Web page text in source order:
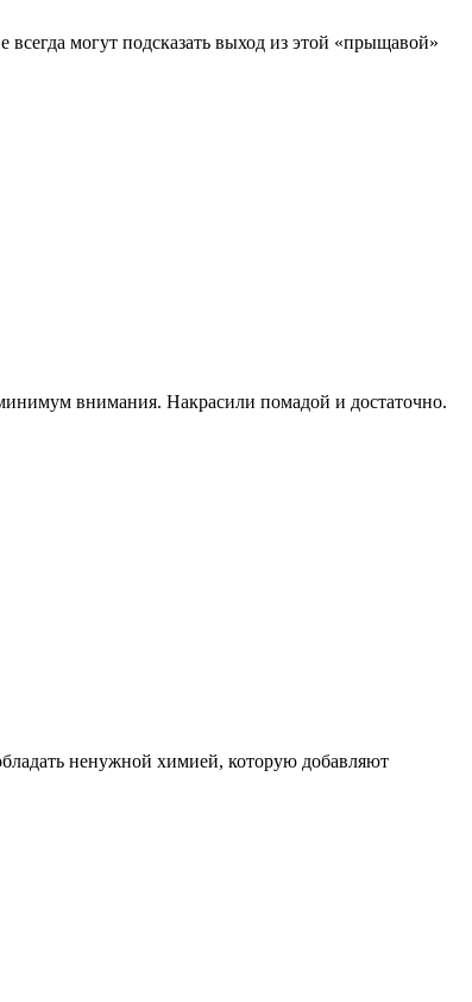
могут подсказать выход из этой «прыщавой»
внимания. Накрасили помадой и достаточно.
ненужной химией, которую добавляют